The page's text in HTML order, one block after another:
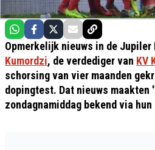
Opmerkelijk nieuws in de Jupiler
Kumordzi, de verdediger van KV
schorsing van vier maanden
dopingtest. Dat nieuws maakten
zondagnamiddag bekend via